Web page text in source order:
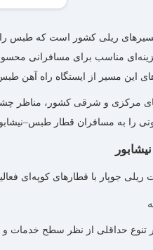
ریلی کشور است که طبس را
مرکزی و شرقی کشور، مناظر
را به مسافران قطار
جوپار با قطارهای کوپه‌ای
حداقلی از نظر سطح خدمات و